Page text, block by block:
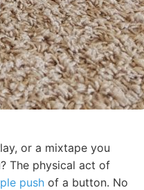
or a mixtape you
The physical act of
push of a button. No